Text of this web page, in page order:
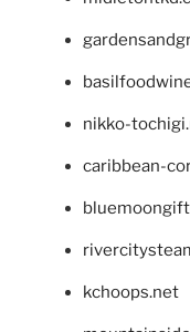
nikko-
caribbean-
kchoops.net